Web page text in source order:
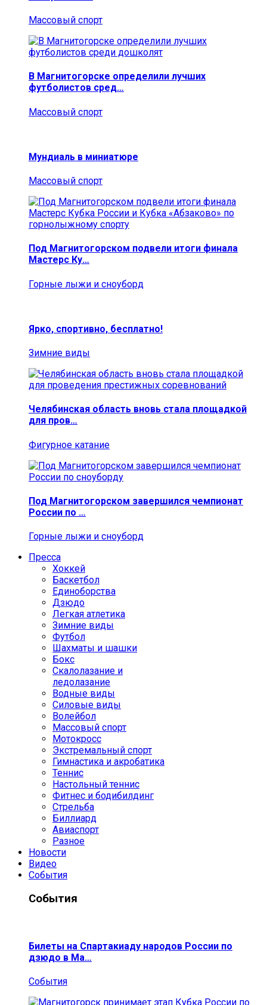
Массовый спорт
В Магнитогорске определили лучших
футболистов сред…
Массовый спорт
Мундиаль в миниатюре
Массовый спорт
Под Магнитогорском подвели итоги финала
Мастерс Ку…
Горные лыжи и сноуборд
Ярко, спортивно, бесплатно!
Зимние виды
Челябинская область вновь стала площадкой
для пров…
Фигурное катание
Под Магнитогорском завершился чемпионат
России по …
Горные лыжи и сноуборд
Пресса
Хоккей
Баскетбол
Единоборства
Дзюдо
Легкая атлетика
Зимние виды
Футбол
Шахматы и шашки
Бокс
Скалолазание и
ледолазание
Водные виды
Силовые виды
Волейбол
Массовый спорт
Мотокросс
Экстремальный спорт
Гимнастика и акробатика
Теннис
Настольный теннис
Фитнес и бодибилдинг
Стрельба
Биллиард
Авиаспорт
Разное
Новости
Видео
События
События
Билеты на Спартакиаду народов России по
дзюдо в Ма…
События